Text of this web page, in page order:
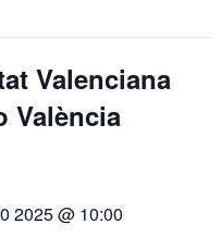
Valenciana
València
2025 @ 10:00